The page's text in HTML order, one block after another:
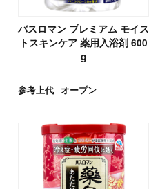
バスロマン プレミアム モイス
トスキンケア 薬用入浴剤 600
g
参考上代 オープン